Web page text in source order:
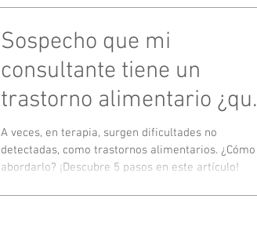
Sospecho que mi
consultante tiene un
trastorno alimentario ¿qué
hago? Cinco recursos que
te pueden orientar - Parte
A veces, en terapia, surgen dificultades no
detectadas, como trastornos alimentarios. ¿Cómo
abordarlo? ¡Descubre 5 pasos en este artículo!